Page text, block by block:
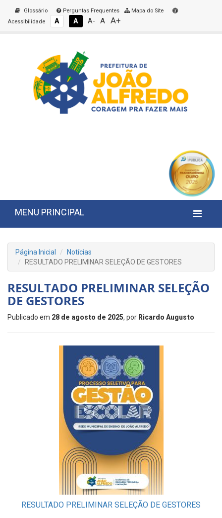
Glossário Perguntas Frequentes
Mapa do Site
Acessibilidade
A A A- A A+
MENU PRINCIPAL
Página Inicial
Notícias
RESULTADO PRELIMINAR SELEÇÃO DE GESTORES
RESULTADO PRELIMINAR SELEÇÃO
DE GESTORES
Publicado em 28 de agosto de 2025, por Ricardo Augusto
RESULTADO PRELIMINAR SELEÇÃO DE GESTORES